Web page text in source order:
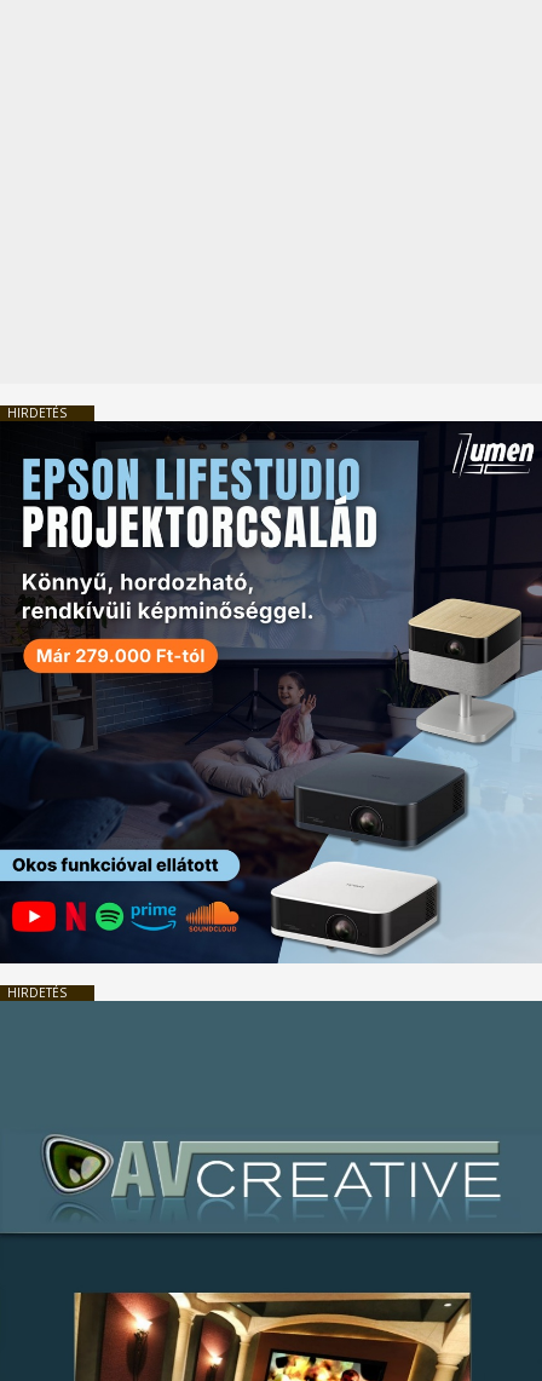
HIRDETÉS
HIRDETÉS